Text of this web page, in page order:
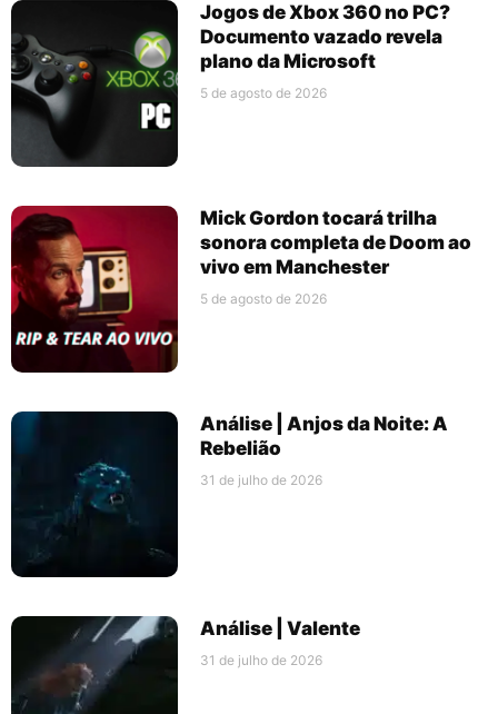
Jogos de Xbox 360 no PC?
Documento vazado revela
plano da Microsoft
5 de agosto de 2026
Mick Gordon tocará trilha
sonora completa de Doom ao
vivo em Manchester
5 de agosto de 2026
Análise | Anjos da Noite: A
Rebelião
31 de julho de 2026
Análise | Valente
31 de julho de 2026